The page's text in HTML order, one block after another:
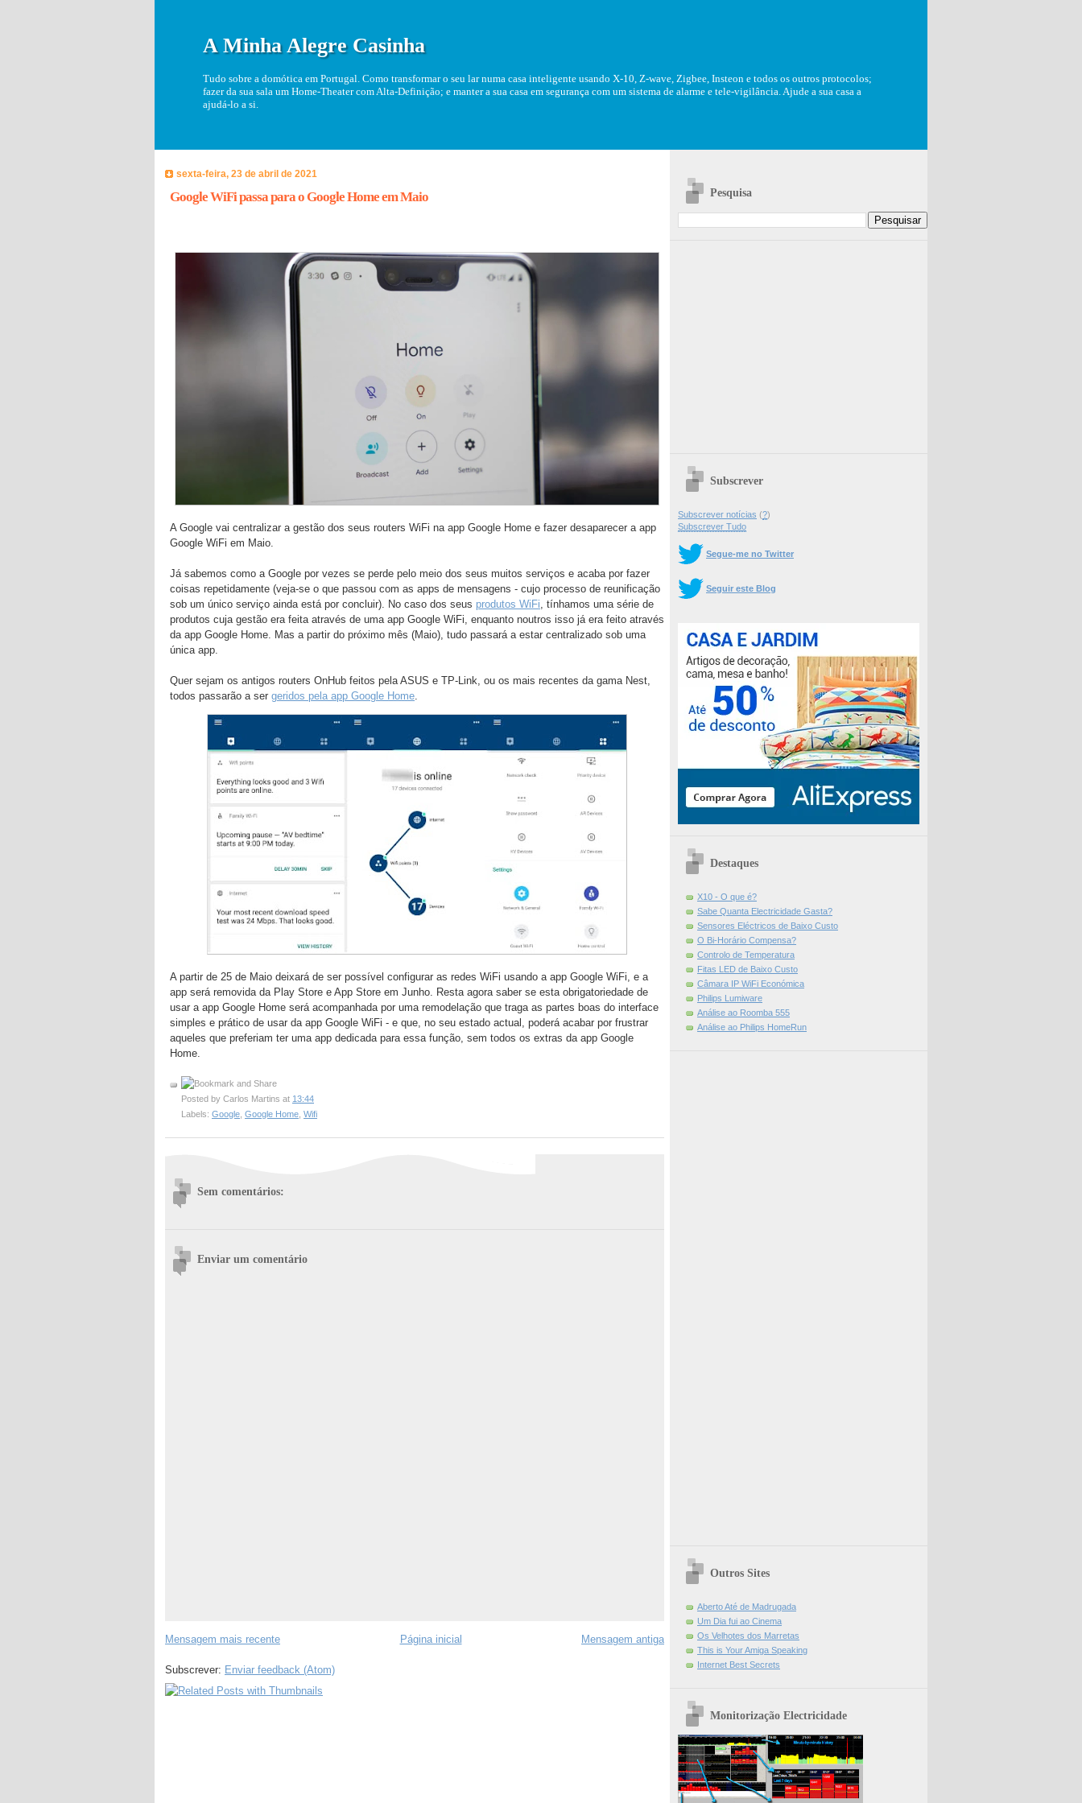
A Minha Alegre Casinha
Tudo sobre a domótica em Portugal. Como transformar o seu lar numa casa inteligente usando X-10, Z-wave, Zigbee, Insteon e todos os outros protocolos;
fazer da sua sala um Home-Theater com Alta-Definição; e manter a sua casa em segurança com um sistema de alarme e tele-vigilância. Ajude a sua casa a
ajudá-lo a si.
sexta-feira, 23 de abril de 2021
Google WiFi passa para o Google Home em Maio
A Google vai centralizar a gestão dos seus routers WiFi na app Google Home e fazer desaparecer a app
Google WiFi em Maio.
Já sabemos como a Google por vezes se perde pelo meio dos seus muitos serviços e acaba por fazer
coisas repetidamente (veja-se o que passou com as apps de mensagens - cujo processo de reunificação
sob um único serviço ainda está por concluir). No caso dos seus produtos WiFi , tínhamos uma série de
produtos cuja gestão era feita através de uma app Google WiFi, enquanto noutros isso já era feito através
da app Google Home. Mas a partir do próximo mês (Maio), tudo passará a estar centralizado sob uma
única app.
Quer sejam os antigos routers OnHub feitos pela ASUS e TP-Link, ou os mais recentes da gama Nest,
todos passarão a ser geridos pela app Google Home
A partir de 25 de Maio deixará de ser possível configurar as redes WiFi usando a app Google WiFi, e a
app será removida da Play Store e App Store em Junho. Resta agora saber se esta obrigatoriedade de
usar a app Google Home será acompanhada por uma remodelação que traga as partes boas do interface
simples e prático de usar da app Google WiFi - e que, no seu estado actual, poderá acabar por frustrar
aqueles que preferiam ter uma app dedicada para essa função, sem todos os extras da app Google
Home.
Posted by Carlos Martins at 13:44
Labels: Google Google Home Wifi
Sem comentários:
Enviar um comentário
Mensagem mais recente Mensagem antiga
Página inicial
Subscrever: Enviar feedback (Atom)
Pesquisa
Subscrever
Subscrever notícias (?)
Subscrever Tudo
Segue-me no Twitter
Seguir este Blog
Destaques
X10 - O que é?
Sabe Quanta Electricidade Gasta?
Sensores Eléctricos de Baixo Custo
O Bi-Horário Compensa?
Controlo de Temperatura
Fitas LED de Baixo Custo
Câmara IP WiFi Económica
Philips Lumiware
Análise ao Roomba 555
Análise ao Philips HomeRun
Outros Sites
Aberto Até de Madrugada
Um Dia fui ao Cinema
Os Velhotes dos Marretas
This is Your Amiga Speaking
Internet Best Secrets
Monitorização Electricidade